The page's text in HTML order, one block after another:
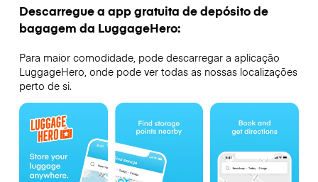
Descarregue a app gratuita de depósito de
bagagem da LuggageHero:
Para maior comodidade, pode descarregar a aplicação
LuggageHero, onde pode ver todas as nossas localizações
perto de si.